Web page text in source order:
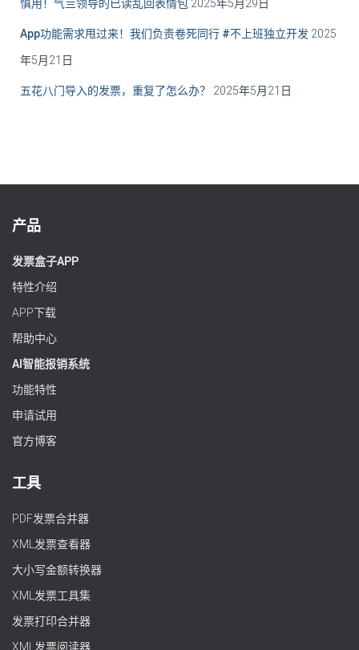
慎用！气亖领导的已读乱回表情包 2025年5月29日
App功能需求甩过来！我们负责卷死同行 #不上班独立开发 2025
年5月21日
五花八门导入的发票，重复了怎么办？ 2025年5月21日
产品
发票盒子APP
特性介绍
APP下载
帮助中心
AI智能报销系统
功能特性
申请试用
官方博客
工具
PDF发票合并器
XML发票查看器
大小写金额转换器
XML发票工具集
发票打印合并器
XML发票阅读器